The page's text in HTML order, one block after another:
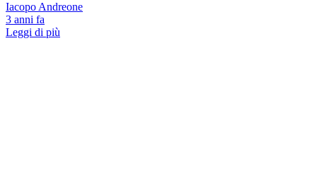
Iacopo Andreone
3 anni fa
Leggi di più